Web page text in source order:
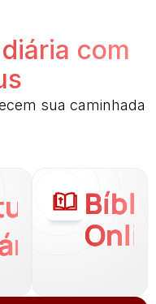
com
sua caminhada